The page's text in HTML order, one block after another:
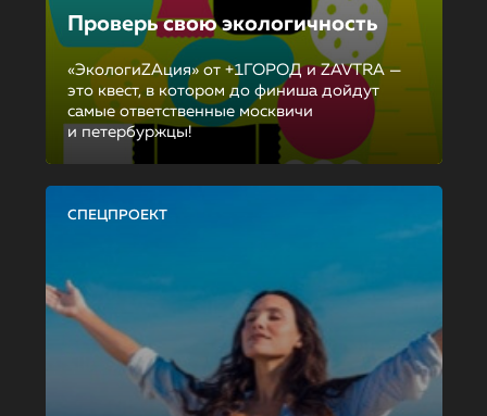
Проверь свою экологичность
«ЭкологиZAция» от +1ГОРОД и ZAVTRA —
это квест, в котором до финиша дойдут
самые ответственные москвичи
и петербуржцы!
СПЕЦПРОЕКТ